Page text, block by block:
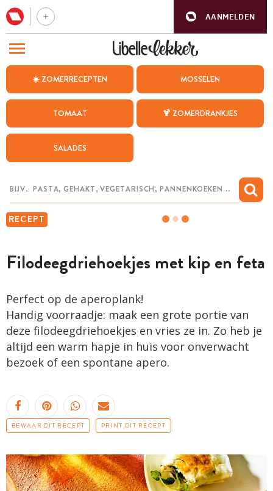
AANMELDEN
☀️ ZOMERRECEPTEN MOSSELEN
TOMAAT 🍹 ZOMERDRANKJES
SALADES
RECEPT
Filodeegdriehoekjes met kip en feta
Perfect op de aperoplank!
Handig voorraadje: maak een grote portie van
deze filodeegdriehoekjes en vries ze in. Zo heb je
altijd een warm hapje in huis voor onverwacht
bezoek of een spontane apero.
BEWAAR DIT RECEPT PRINT DIT RECEPT
BEZOEK ONZE ANDERE WEBSITES
WEEKMENU
CHAT MET MAIA
MIJN BEWAARDE RECEPTEN